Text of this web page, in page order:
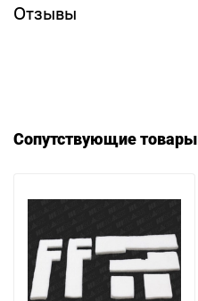
Отзывы
Сопутствующие товары